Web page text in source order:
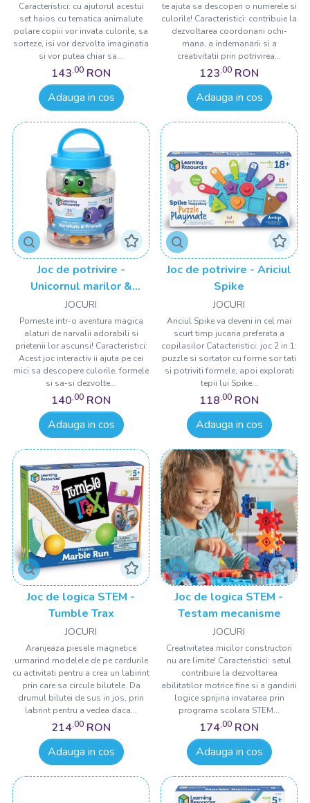
Caracteristici: cu ajutorul acestui
set haios cu tematica animalute
polare copiii vor invata culorile, sa
sorteze, isi vor dezvolta imaginatia
si vor putea chiar sa...
143,00 RON
Adauga in cos
te ajuta sa descoperi o numerele si
culorile! Caracteristici: contribuie la
dezvoltarea coordonarii ochi-
mana, a indemanarii si a
creativitatii prin potrivirea...
123,00 RON
Adauga in cos
Joc de potrivire -
Unicornul marilor &
prietenii
JOCURI
Porneste intr-o aventura magica
alaturi de narvalii adorabili si
prietenii lor ascunsi! Caracteristici:
Acest joc interactiv ii ajuta pe cei
mici sa descopere culorile, formele
si sa-si dezvolte...
140,00 RON
Adauga in cos
Joc de potrivire - Ariciul
Spike
JOCURI
Ariciul Spike va deveni in cel mai
scurt timp jucaria preferata a
copilasilor Catacteristici: joc 2 in 1:
puzzle si sortator cu forme sor tati
si potriviti formele, apoi explorati
tepii lui Spike...
118,00 RON
Adauga in cos
Joc de logica STEM -
Tumble Trax
JOCURI
Aranjeaza piesele magnetice
urmarind modelele de pe cardurile
cu activitati pentru a crea un labirint
prin care sa circule bilutele. Da
drumul bilutei de sus in jos, prin
labrint pentru a vedea daca...
214,00 RON
Adauga in cos
Joc de logica STEM -
Testam mecanisme
JOCURI
Creativitatea micilor constructori
nu are limite! Caracteristici: setul
contribuie la dezvoltarea
abilitatilor motrice fine si a gandirii
logice sprijina invatarea prin
programa scolara STEM...
174,00 RON
Adauga in cos